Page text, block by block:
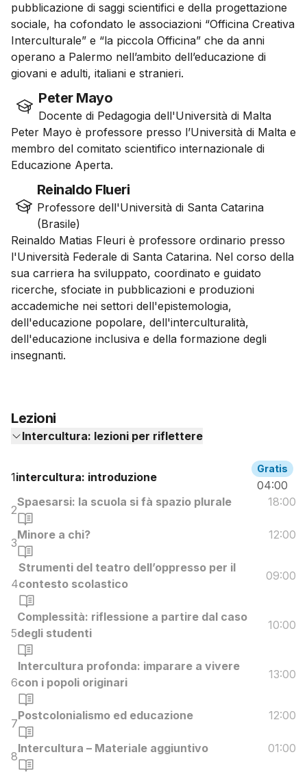
pubblicazione di saggi scientifici e della progettazione
sociale, ha cofondato le associazioni “Officina Creativa
Interculturale” e “la piccola Officina” che da anni
operano a Palermo nell’ambito dell’educazione di
giovani e adulti, italiani e stranieri.
Peter Mayo
Docente di Pedagogia dell'Università di Malta
Peter Mayo è professore presso l’Università di Malta e
membro del comitato scientifico internazionale di
Educazione Aperta.
Reinaldo Flueri
Professore dell'Università di Santa Catarina
(Brasile)
Reinaldo Matias Fleuri è professore ordinario presso
l'Università Federale di Santa Catarina. Nel corso della
sua carriera ha sviluppato, coordinato e guidato
ricerche, sfociate in pubblicazioni e produzioni
accademiche nei settori dell'epistemologia,
dell'educazione popolare, dell'interculturalità,
dell'educazione inclusiva e della formazione degli
insegnanti.
Lezioni
Intercultura: lezioni per riflettere
1intercultura: introduzione
Gratis
04:00
2
Spaesarsi: la scuola si fà spazio plurale 18:00
3
Minore a chi? 12:00
4
Strumenti del teatro dell’oppresso per il
contesto scolastico
09:00
5
Complessità: riflessione a partire dal caso
degli studenti
10:00
6
Intercultura profonda: imparare a vivere
con i popoli originari
13:00
7
Postcolonialismo ed educazione 12:00
8
Intercultura – Materiale aggiuntivo 01:00